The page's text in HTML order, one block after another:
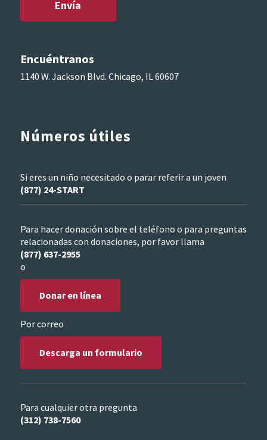
Encuéntranos
1140 W. Jackson Blvd. Chicago, IL 60607
Números útiles
Si eres un niño necesitado o parar referir a un joven
(877) 24-START
Para hacer donación sobre el teléfono o para preguntas
relacionadas con donaciones, por favor llama
(877) 637-2955
o
Donar en línea
Por correo
Descarga un formulario
Para cualquier otra pregunta
(312) 738-7560